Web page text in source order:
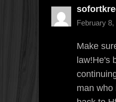
February
Make
law!He's
man who